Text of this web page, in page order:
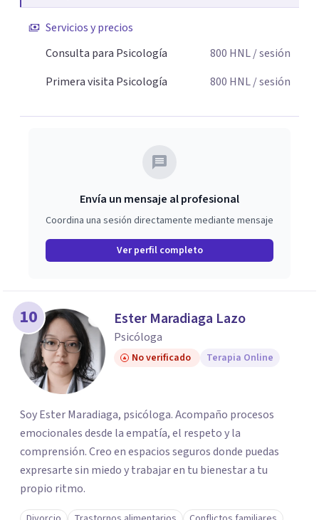
Servicios y precios
Consulta para Psicología
800 HNL/ sesión
Primera visita Psicología
800 HNL/ sesión
Envía un mensaje al profesional
Coordina una sesión directamente mediante mensaje
Ver perfil completo
10 Ester Maradiaga Lazo
Psicóloga
No verificado Terapia Online
Soy Ester Maradiaga, psicóloga. Acompaño procesos
emocionales desde la empatía, el respeto y la
comprensión. Creo en espacios seguros donde puedas
expresarte sin miedo y trabajar en tu bienestar a tu
propio ritmo.